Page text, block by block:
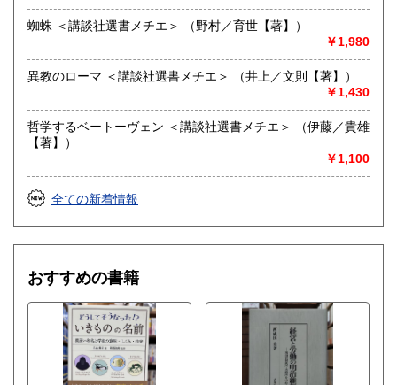
和本・唐本・古地図・浮世絵等の古典籍、
全集・歴史・哲学・思想・宗教等の学術専門書、
文庫・文芸書・絵本・料理本等の一般書まで丁寧に査定買取
致します。
当店では大量の買い取りにも対応いたしております。
2トン車・4トン車など大型トラックでの『大量買い取り』に
も多数の実績が有りノウハウを持っております。安心してお
東京都・神奈川県・埼玉県・千葉県の一都三県を中心に、日
ます。
買取専用フリーダイヤル 0120-489-544 買取は、予約・古
お気軽にご相談ください。
買取専用のホームページもございますのでご利用ください。
https://www.koshokaitori.com/
取り扱い分野
蜘蛛 ＜講談社選書メチエ＞ （野村／育世【著】）
￥1,980
異教のローマ ＜講談社選書メチエ＞ （井上／文則【著】）
￥1,430
哲学するベートーヴェン ＜講談社選書メチエ＞ （伊藤／貴雄
【著】）
￥1,100
全ての新着情報
おすすめの書籍